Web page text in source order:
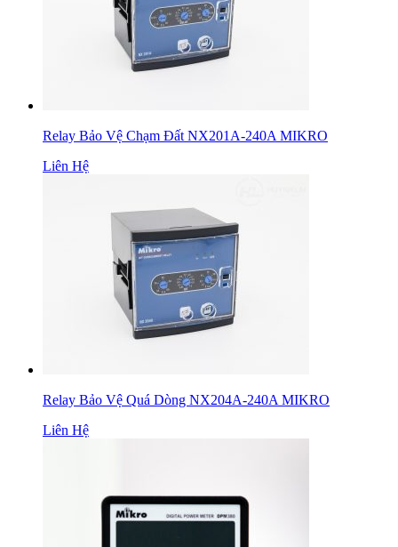
Relay Bảo Vệ Chạm Đất NX201A-240A MIKRO
Liên Hệ
Relay Bảo Vệ Quá Dòng NX204A-240A MIKRO
Liên Hệ